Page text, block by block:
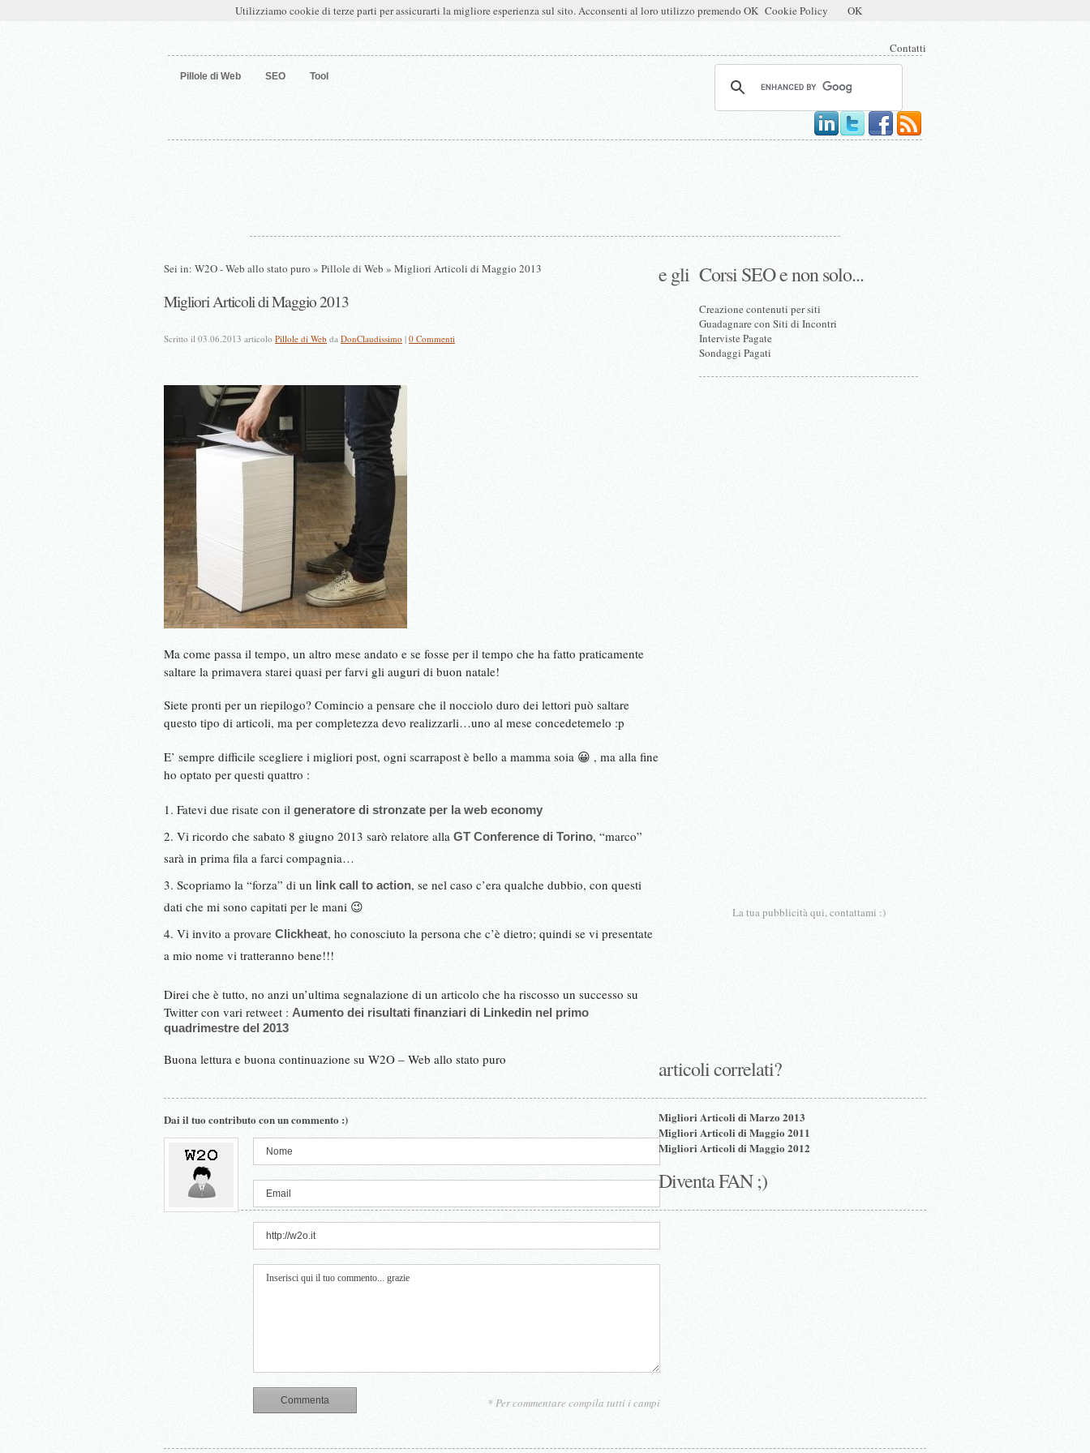
W2O – Web allo stato puro
Contatti
Pillole di Web SEO Tool
Sei in: W2O - Web allo stato puro » Pillole di Web » Migliori Articoli di Maggio 2013
Migliori Articoli di Maggio 2013
Scritto il 03.06.2013 articolo Pillole di Web da DonClaudissimo | 0 Commenti
Ma come passa il tempo, un altro mese andato e se fosse per il tempo che ha fatto praticamente
saltare la primavera starei quasi per farvi gli auguri di buon natale!
Siete pronti per un riepilogo? Comincio a pensare che il nocciolo duro dei lettori può saltare
questo tipo di articoli, ma per completezza devo realizzarli…uno al mese concedetemelo :p
E’ sempre difficile scegliere i migliori post, ogni scarrapost è bello a mamma soia 😀 , ma alla fine
ho optato per questi quattro :
Fatevi due risate con il generatore di stronzate per la web economy
Vi ricordo che sabato 8 giugno 2013 sarò relatore alla GT Conference di Torino, “marco”
sarà in prima fila a farci compagnia…
Scopriamo la “forza” di un link call to action, se nel caso c’era qualche dubbio, con questi
dati che mi sono capitati per le mani 😉
Vi invito a provare Clickheat, ho conosciuto la persona che c’è dietro; quindi se vi presentate
a mio nome vi tratteranno bene!!!
Direi che è tutto, no anzi un’ultima segnalazione di un articolo che ha riscosso un successo su
Twitter con vari retweet : Aumento dei risultati finanziari di Linkedin nel primo
quadrimestre del 2013
Buona lettura e buona continuazione su W2O – Web allo stato puro
Dai il tuo contributo con un commento :)
* Per commentare compila tutti i campi
Corsi SEO e non solo...
Creazione contenuti per siti
Guadagnare con Siti di Incontri
Interviste Pagate
Sondaggi Pagati
La tua pubblicità qui, contattami :)
e gli
articoli correlati?
Migliori Articoli di Marzo 2013
Migliori Articoli di Maggio 2011
Migliori Articoli di Maggio 2012
Diventa FAN ;)
Utilizziamo cookie di terze parti per assicurarti la migliore esperienza sul sito. Acconsenti al loro utilizzo premendo OK Cookie Policy OK